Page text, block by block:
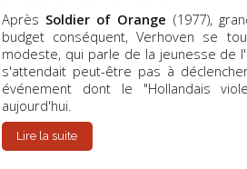
Après Soldier of Orange (1977),
budget conséquent, Verhoven se
modeste, qui parle de la jeunesse de
s'attendait peut-être pas à
événement dont le "Hollandais
aujourd'hui.
Lire la suite